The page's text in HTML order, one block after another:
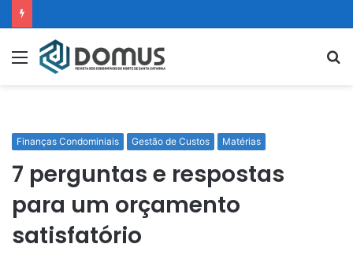
Menu
Finanças Condominiais Gestão de Custos Matérias
7 perguntas e respostas
para um orçamento
satisfatório